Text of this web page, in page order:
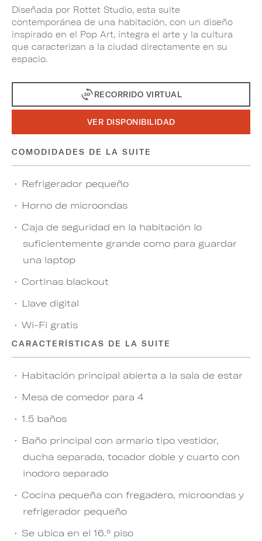
Diseñada por Rottet Studio, esta suite
contemporánea de una habitación, con un diseño
inspirado en el Pop Art, integra el arte y la cultura
que caracterizan a la ciudad directamente en su
espacio.
RECORRIDO VIRTUAL
VER DISPONIBILIDAD
COMODIDADES DE LA SUITE
Refrigerador pequeño
Horno de microondas
Caja de seguridad en la habitación lo
suficientemente grande como para guardar
una laptop
Cortinas blackout
Llave digital
Wi-Fi gratis
CARACTERÍSTICAS DE LA SUITE
Habitación principal abierta a la sala de estar
Mesa de comedor para 4
1.5 baños
Baño principal con armario tipo vestidor,
ducha separada, tocador doble y cuarto con
inodoro separado
Cocina pequeña con fregadero, microondas y
refrigerador pequeño
Se ubica en el 16.° piso